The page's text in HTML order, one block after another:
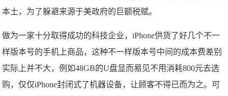
本土，为了躲避来源于美政府的巨额税赋。
做为一家十分取得成功的科技企业，iPhone供货了好几个不一
样版本号的手机上商品，这种不一样版本号中间的成本费差别
实际上并不大，例如48GB的U盘显而易见不用消耗800元去选
购，仅仅iPhone封闭式了机器设备，让顾客不得已而为之。可